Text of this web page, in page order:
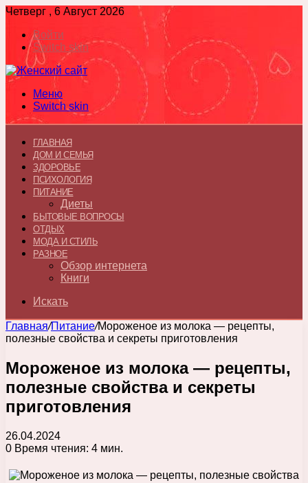
Четверг , 6 Август 2026
Войти
Switch skin
Меню
Switch skin
ГЛАВНАЯ
ДОМ И СЕМЬЯ
ЗДОРОВЬЕ
ПСИХОЛОГИЯ
ПИТАНИЕ
Диеты
БЫТОВЫЕ ВОПРОСЫ
ОТДЫХ
МОДА И СТИЛЬ
РАЗНОЕ
Обзор интернета
Книги
Искать
Главная/Питание/Мороженое из молока — рецепты,
полезные свойства и секреты приготовления
Мороженое из молока — рецепты,
полезные свойства и секреты
приготовления
26.04.2024
0 Время чтения: 4 мин.